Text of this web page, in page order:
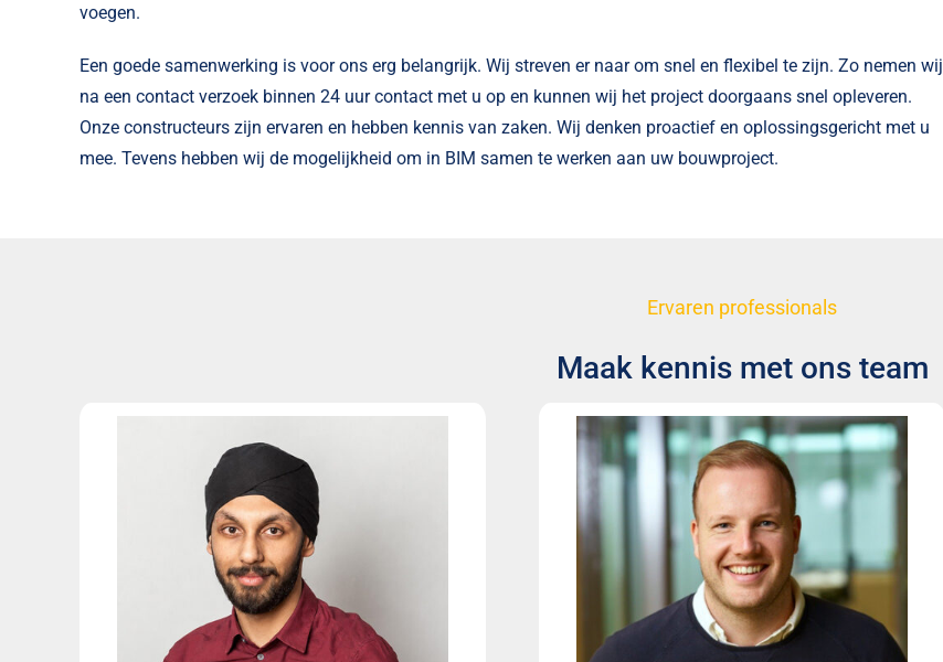
voegen.
Een goede samenwerking is voor ons erg belangrijk. Wij streven er naar om snel en flexibel te zijn. Zo nemen wij
na een contact verzoek binnen 24 uur contact met u op en kunnen wij het project doorgaans snel opleveren.
Onze constructeurs zijn ervaren en hebben kennis van zaken. Wij denken proactief en oplossingsgericht met u
mee. Tevens hebben wij de mogelijkheid om in BIM samen te werken aan uw bouwproject.
Ervaren professionals
Maak kennis met ons team